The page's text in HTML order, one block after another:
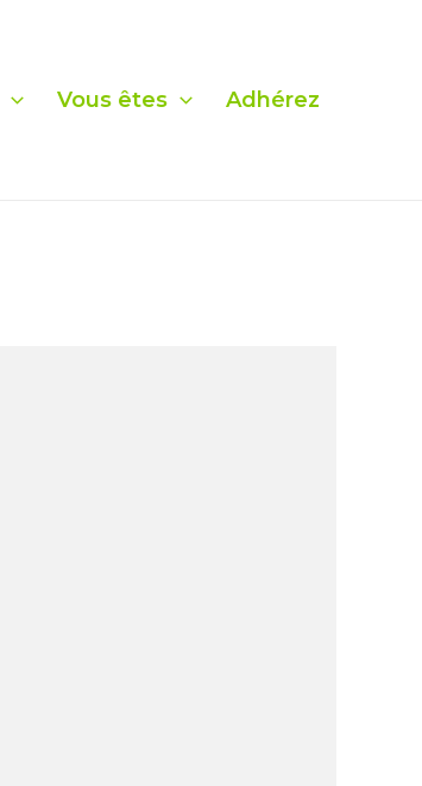
Vous êtes Adhérez